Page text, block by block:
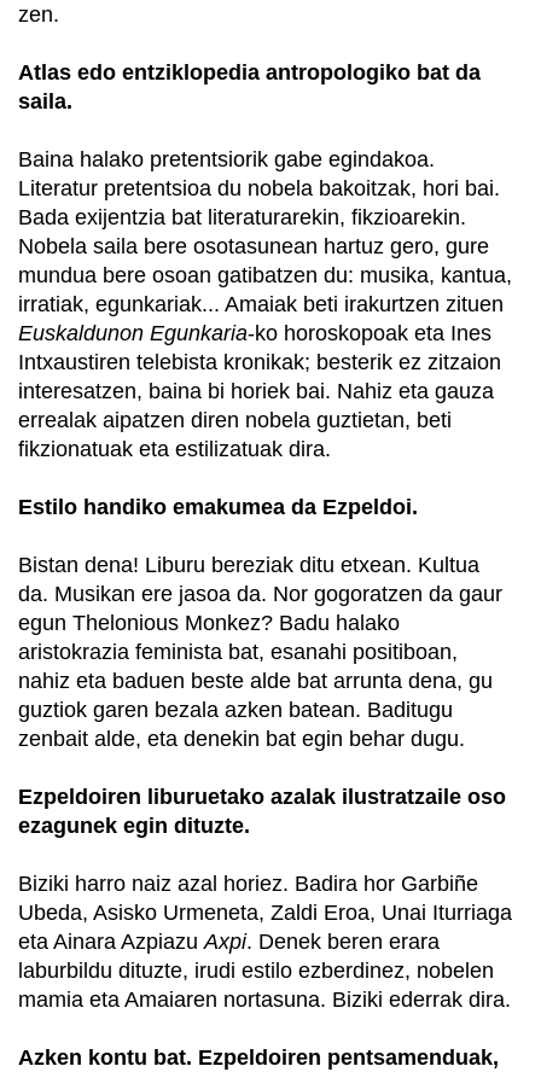
zen.
Atlas edo entziklopedia antropologiko bat da
saila.
Baina halako pretentsiorik gabe egindakoa.
Literatur pretentsioa du nobela bakoitzak, hori bai.
Bada exijentzia bat literaturarekin, fikzioarekin.
Nobela saila bere osotasunean hartuz gero, gure
mundua bere osoan gatibatzen du: musika, kantua,
irratiak, egunkariak... Amaiak beti irakurtzen zituen
Euskaldunon Egunkaria-ko horoskopoak eta Ines
Intxaustiren telebista kronikak; besterik ez zitzaion
interesatzen, baina bi horiek bai. Nahiz eta gauza
errealak aipatzen diren nobela guztietan, beti
fikzionatuak eta estilizatuak dira.
Estilo handiko emakumea da Ezpeldoi.
Bistan dena! Liburu bereziak ditu etxean. Kultua
da. Musikan ere jasoa da. Nor gogoratzen da gaur
egun Thelonious Monkez? Badu halako
aristokrazia feminista bat, esanahi positiboan,
nahiz eta baduen beste alde bat arrunta dena, gu
guztiok garen bezala azken batean. Baditugu
zenbait alde, eta denekin bat egin behar dugu.
Ezpeldoiren liburuetako azalak ilustratzaile oso
ezagunek egin dituzte.
Biziki harro naiz azal horiez. Badira hor Garbiñe
Ubeda, Asisko Urmeneta, Zaldi Eroa, Unai Iturriaga
eta Ainara AzpiazuAxpi. Denek beren erara
laburbildu dituzte, irudi estilo ezberdinez, nobelen
mamia eta Amaiaren nortasuna. Biziki ederrak dira.
Azken kontu bat. Ezpeldoiren pentsamenduak,